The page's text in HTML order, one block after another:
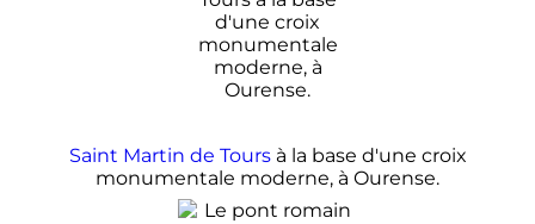
Saint Martin de Toursà la base d'une croix
monumentale moderne, à Ourense.